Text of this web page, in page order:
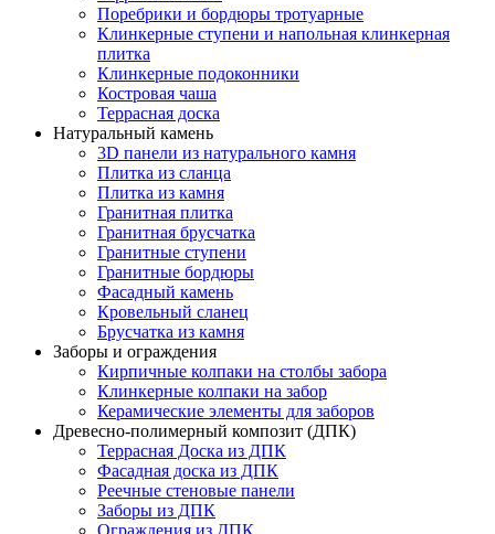
Поребрики и бордюры тротуарные
Клинкерные ступени и напольная клинкерная
плитка
Клинкерные подоконники
Костровая чаша
Террасная доска
Натуральный камень
3D панели из натурального камня
Плитка из сланца
Плитка из камня
Гранитная плитка
Гранитная брусчатка
Гранитные ступени
Гранитные бордюры
Фасадный камень
Кровельный сланец
Брусчатка из камня
Заборы и ограждения
Кирпичные колпаки на столбы забора
Клинкерные колпаки на забор
Керамические элементы для заборов
Древесно-полимерный композит (ДПК)
Террасная Доска из ДПК
Фасадная доска из ДПК
Реечные стеновые панели
Заборы из ДПК
Ограждения из ДПК